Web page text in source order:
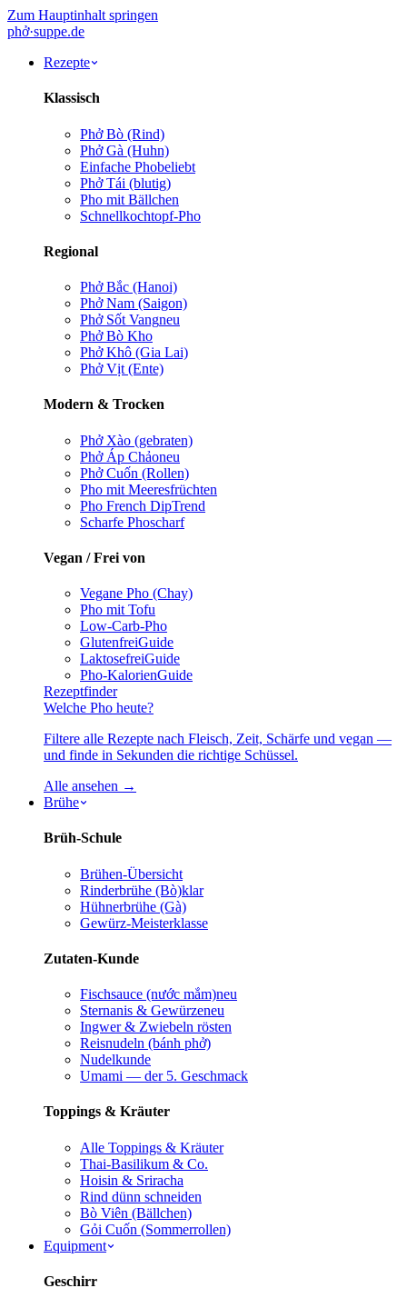
Zum Hauptinhalt springen
phở·suppe.de
Rezepte
Klassisch
Phở Bò (Rind)
Phở Gà (Huhn)
Einfache Phobeliebt
Phở Tái (blutig)
Pho mit Bällchen
Schnellkochtopf-Pho
Regional
Phở Bắc (Hanoi)
Phở Nam (Saigon)
Phở Sốt Vangneu
Phở Bò Kho
Phở Khô (Gia Lai)
Phở Vịt (Ente)
Modern & Trocken
Phở Xào (gebraten)
Phở Áp Chảoneu
Phở Cuốn (Rollen)
Pho mit Meeresfrüchten
Pho French DipTrend
Scharfe Phoscharf
Vegan / Frei von
Vegane Pho (Chay)
Pho mit Tofu
Low-Carb-Pho
GlutenfreiGuide
LaktosefreiGuide
Pho-KalorienGuide
Rezeptfinder
Welche Pho heute?
Filtere alle Rezepte nach Fleisch, Zeit, Schärfe und vegan —
und finde in Sekunden die richtige Schüssel.
Alle ansehen →
Brühe
Brüh-Schule
Brühen-Übersicht
Rinderbrühe (Bò)klar
Hühnerbrühe (Gà)
Gewürz-Meisterklasse
Zutaten-Kunde
Fischsauce (nước mắm)neu
Sternanis & Gewürzeneu
Ingwer & Zwiebeln rösten
Reisnudeln (bánh phở)
Nudelkunde
Umami — der 5. Geschmack
Toppings & Kräuter
Alle Toppings & Kräuter
Thai-Basilikum & Co.
Hoisin & Sriracha
Rind dünn schneiden
Bò Viên (Bällchen)
Gỏi Cuốn (Sommerrollen)
Equipment
Geschirr